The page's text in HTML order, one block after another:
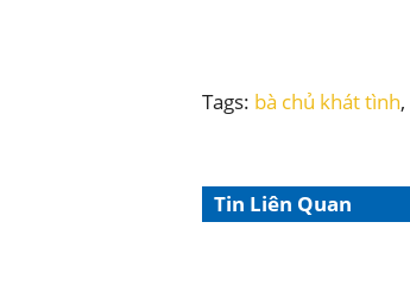
Tags: bà chủ khát tình,
Tin Liên Quan